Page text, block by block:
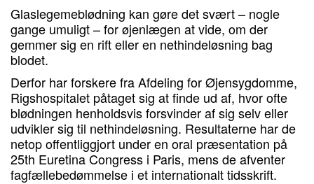
Glaslegemeblødning kan gøre det svært – nogle
gange umuligt – for øjenlægen at vide, om der
gemmer sig en rift eller en nethindeløsning bag
blodet.
Derfor har forskere fra Afdeling for Øjensygdomme,
Rigshospitalet påtaget sig at finde ud af, hvor ofte
blødningen henholdsvis forsvinder af sig selv eller
udvikler sig til nethindeløsning. Resultaterne har de
netop offentliggjort under en oral præsentation på
25th Euretina Congress i Paris, mens de afventer
fagfællebedømmelse i et internationalt tidsskrift.